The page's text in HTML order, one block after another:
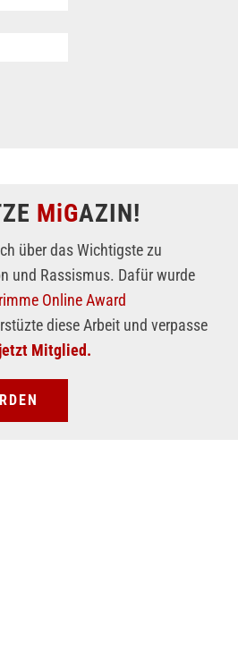
MiGAZIN!
über das Wichtigste zu
und Rassismus. Dafür wurde
Online Award
diese Arbeit und verpasse
Mitglied.